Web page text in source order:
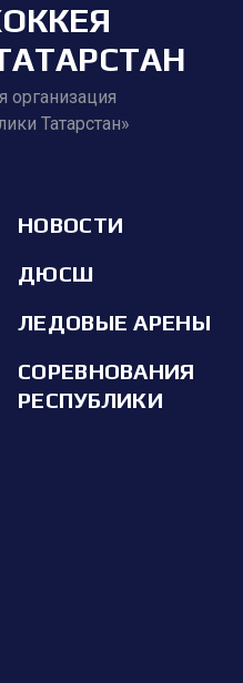
организация
Татарстан»
НОВОСТИ
ДЮСШ
ЛЕДОВЫЕ АРЕНЫ
СОРЕВНОВАНИЯ
РЕСПУБЛИКИ